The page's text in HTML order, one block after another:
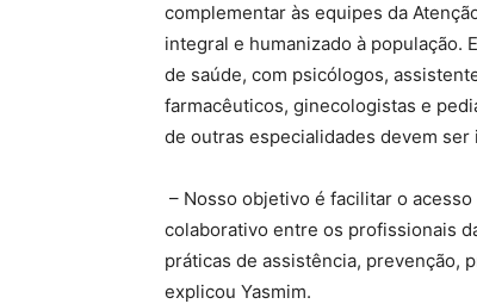
complementar às equipes da
integral e humanizado à população.
de saúde, com psicólogos,
farmacêuticos, ginecologistas e
de outras especialidades devem
– Nosso objetivo é facilitar o
colaborativo entre os profissionais
práticas de assistência, prevenção,
explicou Yasmim.